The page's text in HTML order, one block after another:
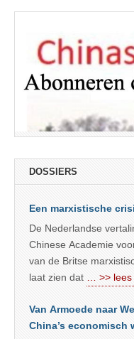
DOSSIERS
Een marxistische
De Nederlandse
Chinese Academie
van de Britse
laat zien dat
… >>
Van Armoede naar
China’s economisch